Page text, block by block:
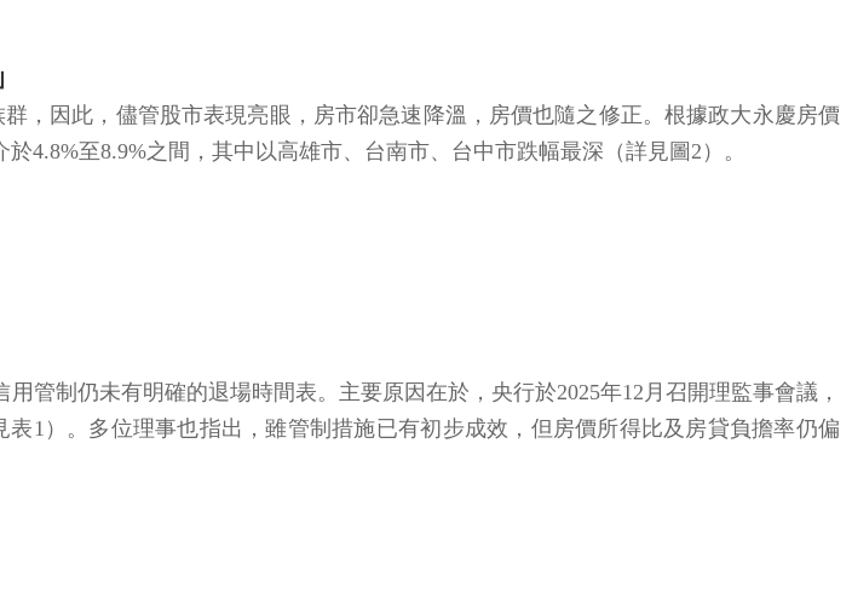
，因此，儘管股市表現亮眼，房市卻急速降溫，房價也隨之修正。根據政大永慶房價
4.8%至8.9%之間，其中以高雄市、台南市、台中市跌幅最深（詳見圖2）。
管制仍未有明確的退場時間表。主要原因在於，央行於2025年12月召開理監事會議，
1）。多位理事也指出，雖管制措施已有初步成效，但房價所得比及房貸負擔率仍偏